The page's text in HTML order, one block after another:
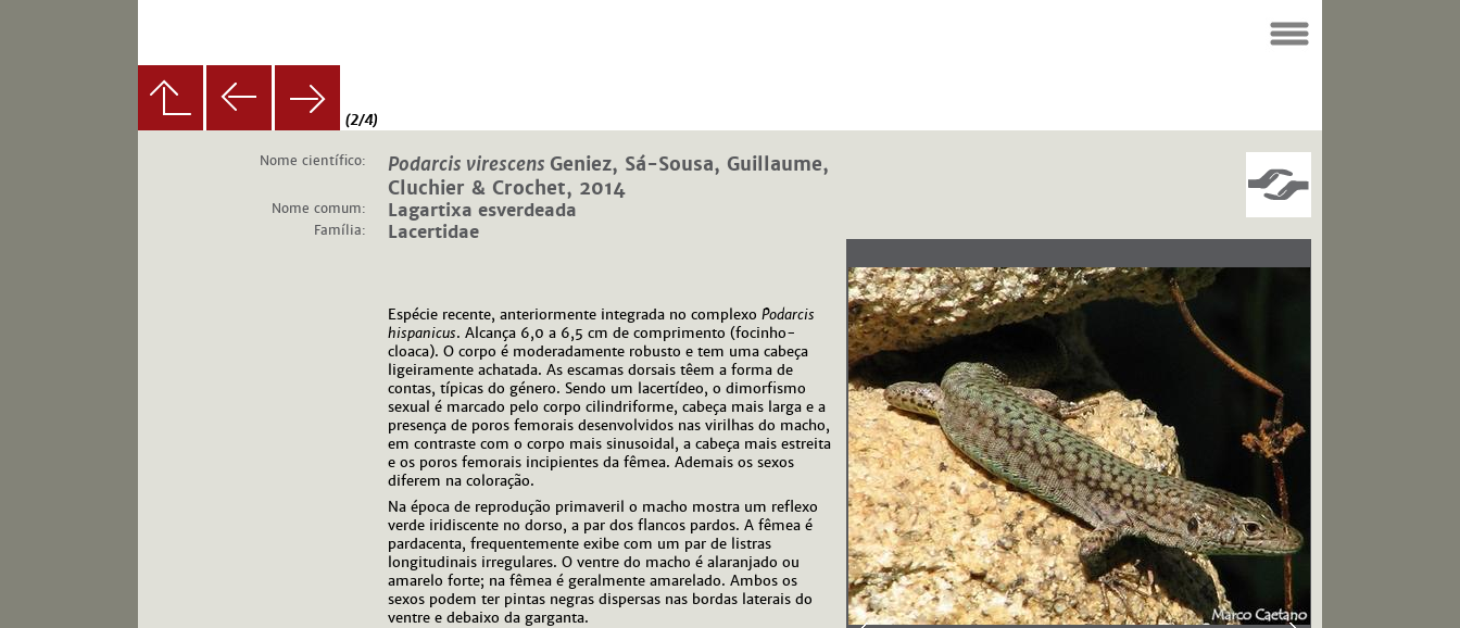
(2/4)
Nome científico: Podarcis virescens Geniez, Sá-Sousa, Guillaume,
Cluchier & Crochet, 2014
Nome comum: Lagartixa esverdeada
Família: Lacertidae
Espécie recente, anteriormente integrada no complexo Podarcis
hispanicus. Alcança 6,0 a 6,5 cm de comprimento (focinho-
cloaca). O corpo é moderadamente robusto e tem uma cabeça
ligeiramente achatada. As escamas dorsais têem a forma de
contas, típicas do género. Sendo um lacertídeo, o dimorfismo
sexual é marcado pelo corpo cilindriforme, cabeça mais larga e a
presença de poros femorais desenvolvidos nas virilhas do macho,
em contraste com o corpo mais sinusoidal, a cabeça mais estreita
e os poros femorais incipientes da fêmea. Ademais os sexos
diferem na coloração.
Na época de reprodução primaveril o macho mostra um reflexo
verde iridiscente no dorso, a par dos flancos pardos. A fêmea é
pardacenta, frequentemente exibe com um par de listras
longitudinais irregulares. O ventre do macho é alaranjado ou
amarelo forte; na fêmea é geralmente amarelado. Ambos os
sexos podem ter pintas negras dispersas nas bordas laterais do
ventre e debaixo da garganta.